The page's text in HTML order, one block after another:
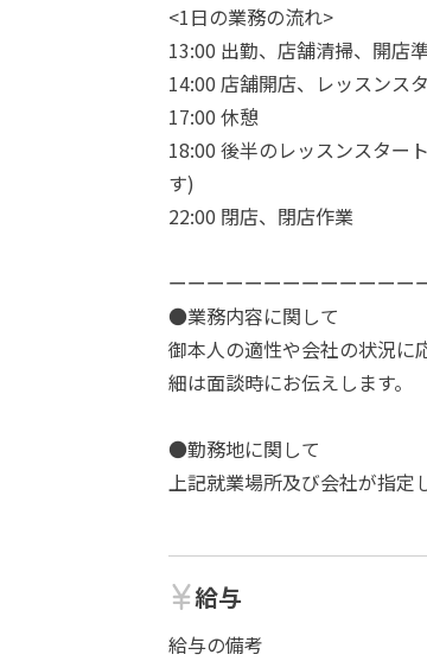
<1日の業務の流れ>
13:00 出勤、店舗清掃、開店
14:00 店舗開店、レッスンス
17:00 休憩
18:00 後半のレッスンスター
す)
22:00 閉店、閉店作業
ーーーーーーーーーーーーー
●業務内容に関して
御本人の適性や会社の状況に
細は面談時にお伝えします。
●勤務地に関して
上記就業場所及び会社が指定
給与
給与の備考